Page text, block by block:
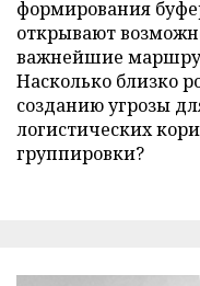
формирования
открывают
важнейшие
Насколько близко
созданию угрозы
логистических
группировки?